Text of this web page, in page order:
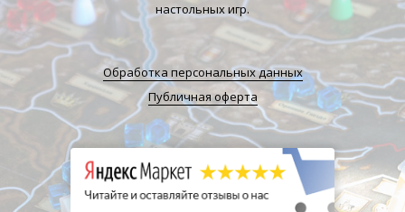
настольных игр.
Обработка персональных данных
Публичная оферта